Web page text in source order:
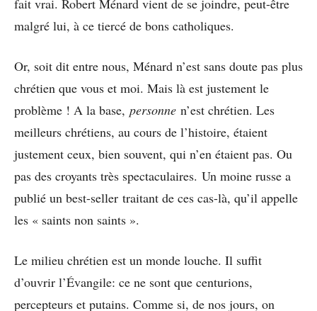
malgré lui, à ce tiercé de bons catholiques.
Or, soit dit entre nous, Ménard n’est sans doute pas plus
chrétien que vous et moi. Mais là est justement le
problème ! A la base, personne n’est chrétien. Les
meilleurs chrétiens, au cours de l’histoire, étaient
justement ceux, bien souvent, qui n’en étaient pas. Ou
pas des croyants très spectaculaires. Un moine russe a
publié un best-seller traitant de ces cas-là, qu’il appelle
les « saints non saints ».
Le milieu chrétien est un monde louche. Il suffit
d’ouvrir l’Évangile: ce ne sont que centurions,
percepteurs et putains. Comme si, de nos jours, on